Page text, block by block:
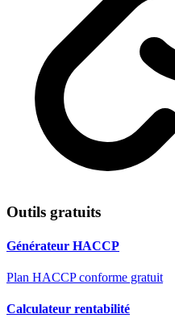
Outils gratuits
Générateur HACCP
Plan HACCP conforme gratuit
Calculateur rentabilité